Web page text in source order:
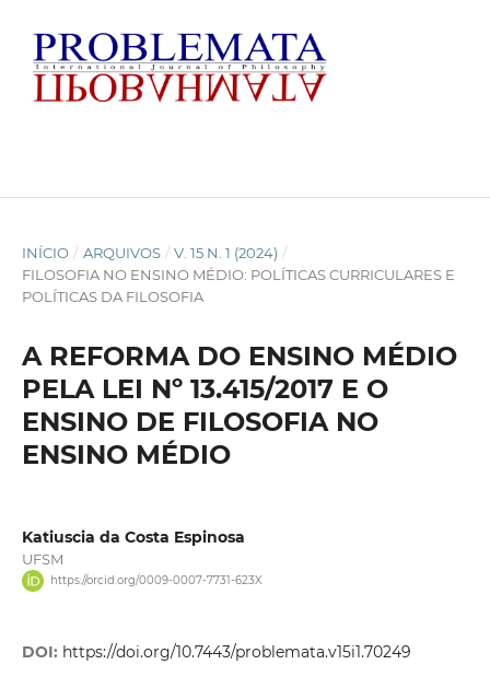
INÍCIO / ARQUIVOS / V. 15 N. 1 (2024) /
FILOSOFIA NO ENSINO MÉDIO: POLÍTICAS CURRICULARES E
POLÍTICAS DA FILOSOFIA
A REFORMA DO ENSINO MÉDIO
PELA LEI Nº 13.415/2017 E O
ENSINO DE FILOSOFIA NO
ENSINO MÉDIO
Katiuscia da Costa Espinosa
UFSM
https://orcid.org/0009-0007-7731-623X
DOI: https://doi.org/10.7443/problemata.v15i1.70249